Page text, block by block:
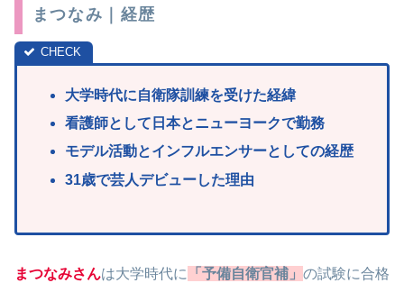
まつなみ｜経歴
大学時代に自衛隊訓練を受けた経緯
看護師として日本とニューヨークで勤務
モデル活動とインフルエンサーとしての経歴
31歳で芸人デビューした理由
まつなみさんは大学時代に 「予備自衛官補」 の試験に合格